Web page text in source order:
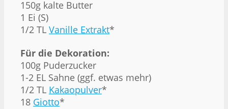
150g kalte Butter
1 Ei (S)
1/2 TL Vanille Extrakt*
Für die Dekoration:
100g Puderzucker
1-2 EL Sahne (ggf. etwas mehr)
1/2 TL Kakaopulver*
18 Giotto*